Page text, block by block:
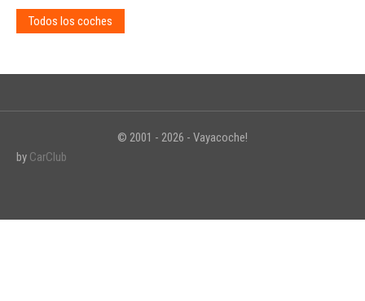
Todos los coches
© 2001 - 2026 - Vayacoche!
by CarClub